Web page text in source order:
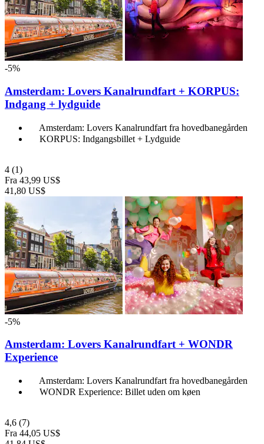
-5%
Amsterdam: Lovers Kanalrundfart + KORPUS:
Indgang + lydguide
Amsterdam: Lovers Kanalrundfart fra hovedbanegården
KORPUS: Indgangsbillet + Lydguide
4 (1)
Fra 43,99 US$
41,80 US$
-5%
Amsterdam: Lovers Kanalrundfart + WONDR
Experience
Amsterdam: Lovers Kanalrundfart fra hovedbanegården
WONDR Experience: Billet uden om køen
4,6 (7)
Fra 44,05 US$